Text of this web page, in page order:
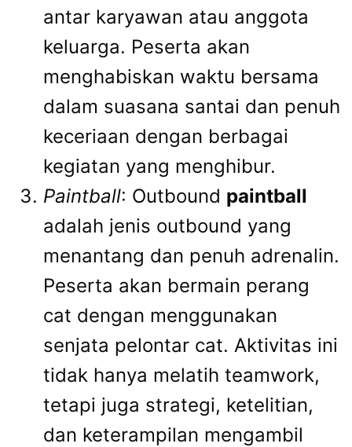
antar karyawan atau anggota
keluarga. Peserta akan
menghabiskan waktu bersama
dalam suasana santai dan penuh
keceriaan dengan berbagai
kegiatan yang menghibur.
Paintball: Outbound paintball
adalah jenis outbound yang
menantang dan penuh adrenalin.
Peserta akan bermain perang
cat dengan menggunakan
senjata pelontar cat. Aktivitas ini
tidak hanya melatih teamwork,
tetapi juga strategi, ketelitian,
dan keterampilan mengambil